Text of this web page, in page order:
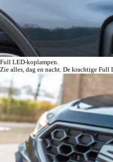
Full LED-koplampen.
Zie alles, dag en nacht. De krachtige